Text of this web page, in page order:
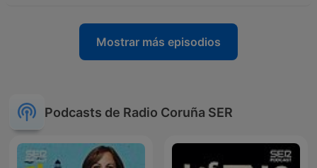
Mostrar más episodios
Podcasts de Radio Coruña SER